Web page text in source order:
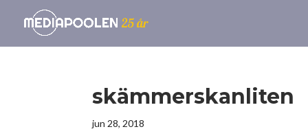
skämmerskanliten
jun 28, 2018